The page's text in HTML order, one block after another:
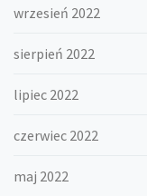
wrzesień 2022
sierpień 2022
lipiec 2022
czerwiec 2022
maj 2022